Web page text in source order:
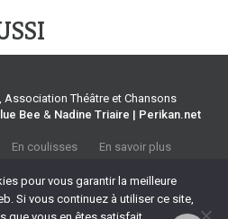
Théâtre et Chansons
Bee & Nadine Triaire | Perikan.net
En coulisses
En savoir plus
Provence
pour vous garantir la meilleure
Si vous continuez à utiliser ce site,